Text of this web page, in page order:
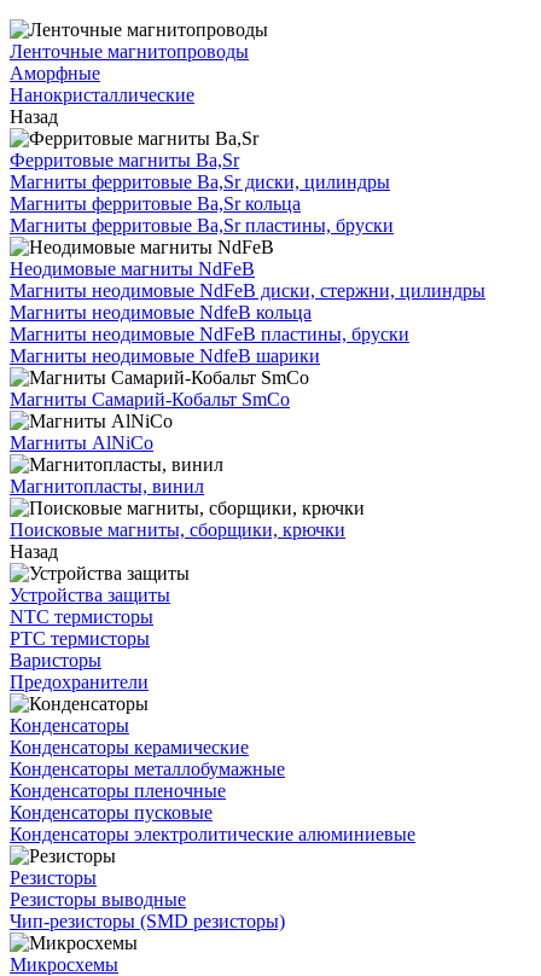
Ленточные магнитопроводы
Аморфные
Нанокристаллические
Назад
Ферритовые магниты Ba,Sr
Магниты ферритовые Ba,Sr диски, цилиндры
Магниты ферритовые Ba,Sr кольца
Магниты ферритовые Ba,Sr пластины, бруски
Неодимовые магниты NdFeB
Магниты неодимовые NdFeB диски, стержни, цилиндры
Магниты неодимовые NdfeB кольца
Магниты неодимовые NdFeB пластины, бруски
Магниты неодимовые NdfeB шарики
Магниты Самарий-Кобальт SmCo
Магниты AlNiCo
Магнитопласты, винил
Поисковые магниты, сборщики, крючки
Назад
Устройства защиты
NTC термисторы
PTC термисторы
Варисторы
Предохранители
Конденсаторы
Конденсаторы керамические
Конденсаторы металлобумажные
Конденсаторы пленочные
Конденсаторы пусковые
Конденсаторы электролитические алюминиевые
Резисторы
Резисторы выводные
Чип-резисторы (SMD резисторы)
Микросхемы